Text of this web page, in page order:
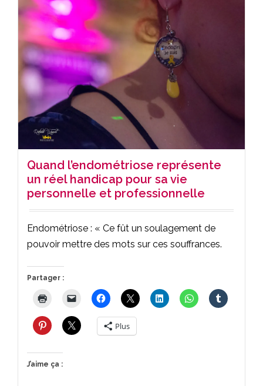
Quand l’endométriose représente
un réel handicap pour sa vie
personnelle et professionnelle
Endométriose : « Ce fût un soulagement de
pouvoir mettre des mots sur ces souffrances.
Partager :
Plus
J’aime ça :